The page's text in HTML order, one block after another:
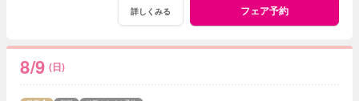
詳しくみる フェア予約
8/9 (日)